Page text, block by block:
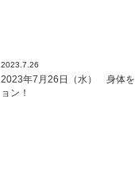
2023.7.26
2023年7月26日（水） 身体を
ョン！